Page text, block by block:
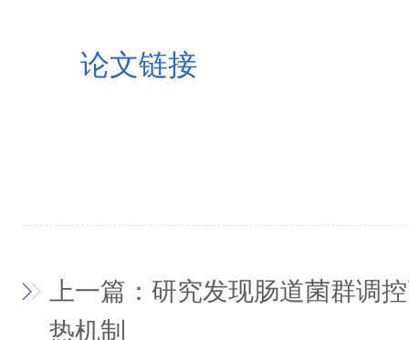
论文链接
上一篇：研究发现肠道菌群调
热机制